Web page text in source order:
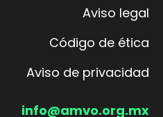
Aviso legal
Código de ética
Aviso de privacidad
info@amvo.org.mx